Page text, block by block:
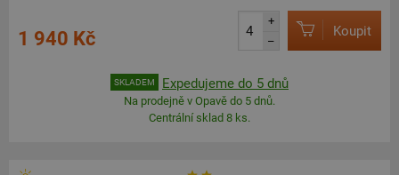
1 940 Kč
+
–
Koupit
SKLADEM Expedujeme do 5 dnů
Na prodejně v Opavě do 5 dnů.
Centrální sklad 8 ks.